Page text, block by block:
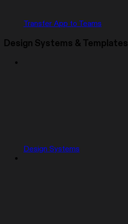
Transfer App to Teams
Design Systems & Templates
Design Systems